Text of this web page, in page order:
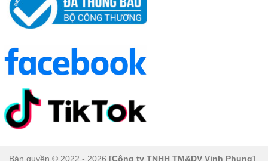
Bản quyền © 2022 - 2026 [Công ty TNHH TM&DV Vinh Phụng]